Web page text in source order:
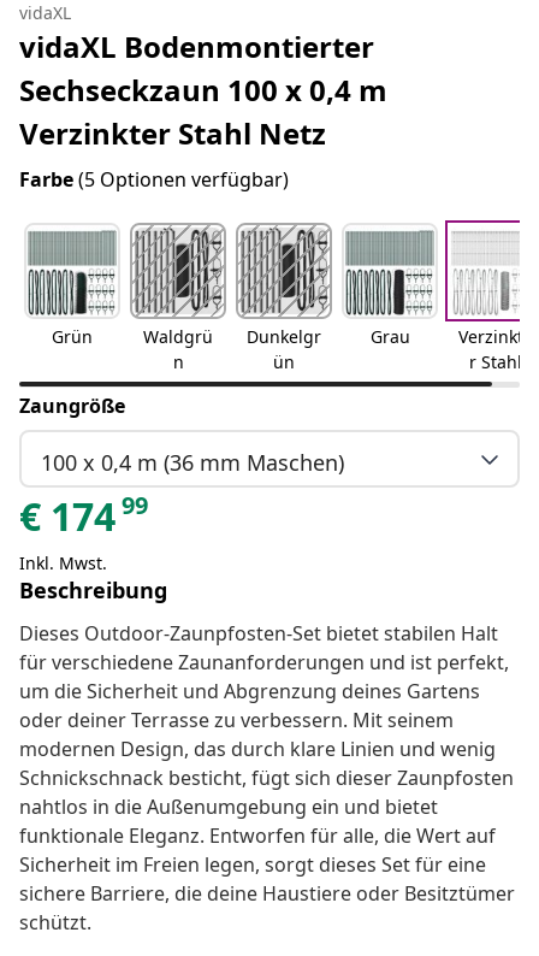
vidaXL
vidaXL Bodenmontierter
Sechseckzaun 100 x 0,4 m
Verzinkter Stahl Netz
Farbe(5 Optionen verfügbar)
Grün
Waldgrü
n
Dunkelgr
ün
Grau
Verzinkte
r Stahl
Zaungröße
100 x 0,4 m (36 mm Maschen)
€ 17499
Inkl. Mwst.
Beschreibung
Dieses Outdoor-Zaunpfosten-Set bietet stabilen Halt
für verschiedene Zaunanforderungen und ist perfekt,
um die Sicherheit und Abgrenzung deines Gartens
oder deiner Terrasse zu verbessern. Mit seinem
modernen Design, das durch klare Linien und wenig
Schnickschnack besticht, fügt sich dieser Zaunpfosten
nahtlos in die Außenumgebung ein und bietet
funktionale Eleganz. Entworfen für alle, die Wert auf
Sicherheit im Freien legen, sorgt dieses Set für eine
sichere Barriere, die deine Haustiere oder Besitztümer
schützt.